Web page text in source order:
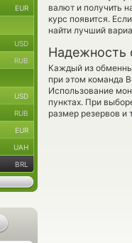
валют и получить
курс появится.
найти лучший
Надежность
Каждый из
при этом команда
Использование
пунктах. При
размер резервов и
EUR
USD
RUB
USD
RUB
EUR
UAH
BRL